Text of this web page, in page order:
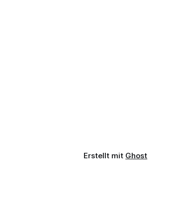
Erstellt mit Ghost